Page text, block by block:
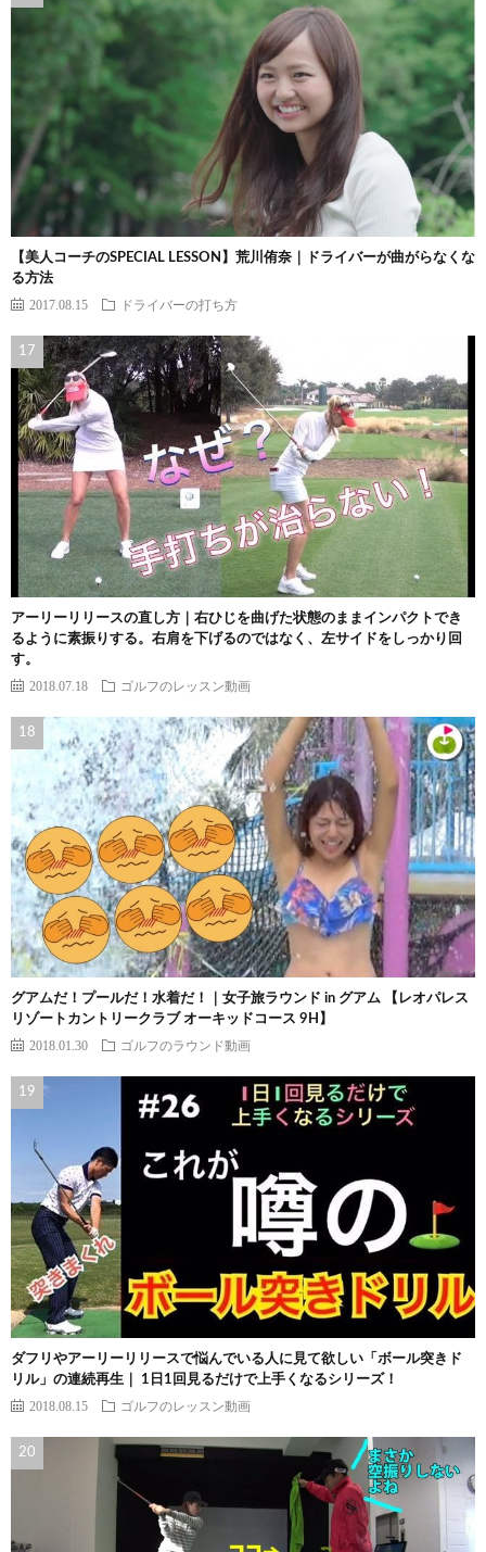
【美人コーチのSPECIAL LESSON】荒川侑奈｜ドライバーが曲がらなくな
る方法
2017.08.15 ドライバーの打ち方
アーリーリリースの直し方｜右ひじを曲げた状態のままインパクトでき
るように素振りする。右肩を下げるのではなく、左サイドをしっかり回
す。
2018.07.18 ゴルフのレッスン動画
グアムだ！プールだ！水着だ！｜女子旅ラウンド in グアム 【レオパレス
リゾートカントリークラブ オーキッドコース 9H】
2018.01.30 ゴルフのラウンド動画
ダフリやアーリーリリースで悩んでいる人に見て欲しい「ボール突きド
リル」の連続再生｜ 1日1回見るだけで上手くなるシリーズ！
2018.08.15 ゴルフのレッスン動画